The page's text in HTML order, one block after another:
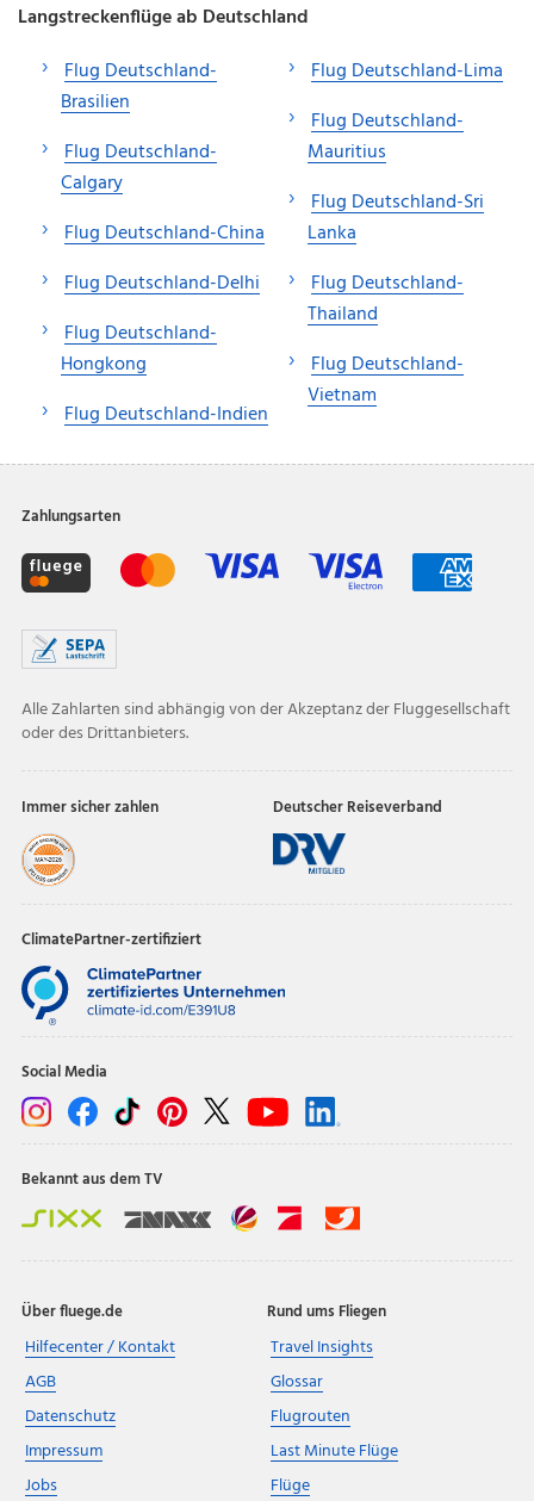
Langstreckenflüge ab Deutschland
Flug Deutschland-
Brasilien
Flug Deutschland-
Calgary
Flug Deutschland-China
Flug Deutschland-Delhi
Flug Deutschland-
Hongkong
Flug Deutschland-Indien
Flug Deutschland-Lima
Flug Deutschland-
Mauritius
Flug Deutschland-Sri
Lanka
Flug Deutschland-
Thailand
Flug Deutschland-
Vietnam